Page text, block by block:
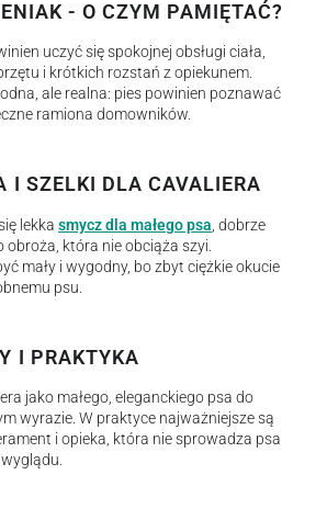
- O CZYM PAMIĘTAĆ?
uczyć się spokojnej obsługi ciała,
i krótkich rozstań z opiekunem.
ale realna: pies powinien poznawać
ramiona domowników.
I SZELKI DLA CAVALIERA
lekka smycz dla małego psa , dobrze
która nie obciąża szyi.
mały i wygodny, bo zbyt ciężkie okucie
psu.
I PRAKTYKA
jako małego, eleganckiego psa do
wyrazie. W praktyce najważniejsze są
i opieka, która nie sprowadza psa